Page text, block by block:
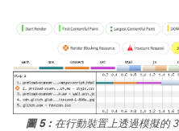
圖 5： 在行動裝置上透過模擬的